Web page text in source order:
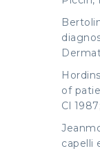
of
Cl
capelli